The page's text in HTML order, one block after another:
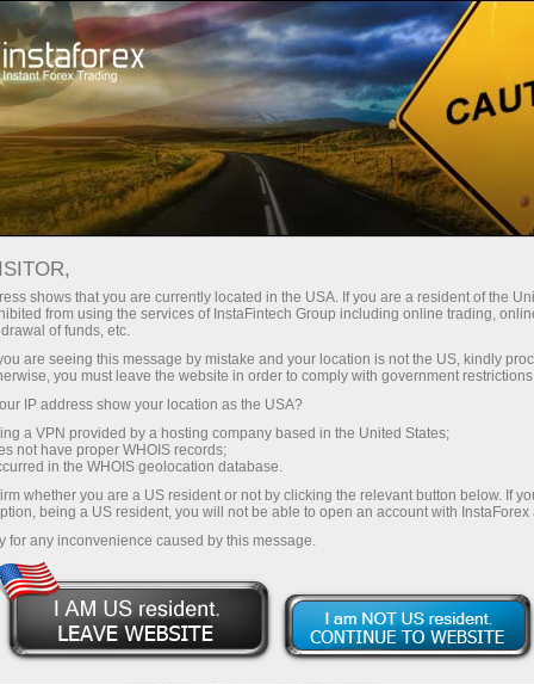
InstaForex
مع إنستا فوركس، يمكنك الوصول إلى
إلى 1:5000، وبعض من أفضل فروق
الأسعار والعمولات في السوق، وظروف
مواتية لتداول الأسهم والمؤشرات
فوركس الحصول على مكافأة تصل إلى
30% على إيداعه، والاستفادة من
عروض ترويجية وعروض خاصة أخرى.
صغير الحجم
30% مكافأة
لكل إيداع
سرعة
في التجارة وعلى الطريق السريع
جائزة هديتك الشخصية الكبرى
قم بإيداع المبلغ في حسابك باستخدام $333 — اختر هدية
تصل قيمتها إلى $1,500
تداول بدون مخاطرة -
shows that you are currently located in the USA. If you are a resident of the
from using the services of InstaFintech Group including online trading,
of funds, etc.
are seeing this message by mistake and your location is not the US, kindly
you must leave the website in order to comply with government
IP address show your location as the USA?
a VPN provided by a hosting company based in the United States;
not have proper WHOIS records;
in the WHOIS geolocation database.
whether you are a US resident or not by clicking the relevant button below. If
being a US resident, you will not be able to open an account with InstaForex
for any inconvenience caused by this message.